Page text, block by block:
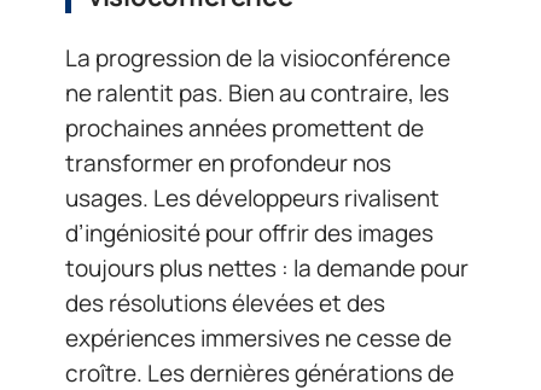
La progression de la visioconférence
ne ralentit pas. Bien au contraire, les
prochaines années promettent de
transformer en profondeur nos
usages. Les développeurs rivalisent
d’ingéniosité pour offrir des images
toujours plus nettes : la demande pour
des résolutions élevées et des
expériences immersives ne cesse de
croître. Les dernières générations de